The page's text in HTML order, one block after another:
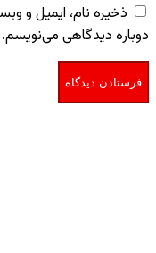
ذخیره نام، ایمیل و
دوباره دیدگاهی می‌نویسم.